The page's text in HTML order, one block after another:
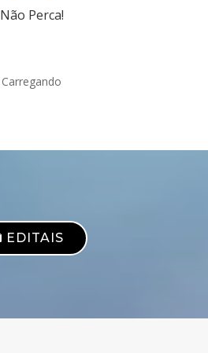
Não Perca!
Carregando
EDITAIS